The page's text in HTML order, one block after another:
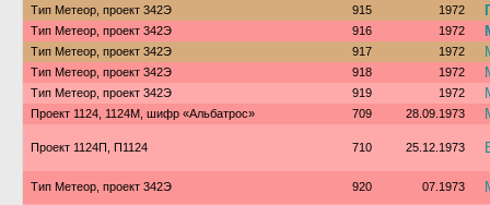
Тип Метеор, проект 342Э 915 1972
Тип Метеор, проект 342Э 916 1972
Тип Метеор, проект 342Э 917 1972
Тип Метеор, проект 342Э 918 1972
Тип Метеор, проект 342Э 919 1972
Проект 1124, 1124М, шифр «Альбатрос» 709 28.09.1973
Проект 1124П, П1124 710 25.12.1973
Тип Метеор, проект 342Э 920 07.1973